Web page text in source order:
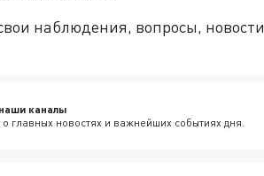
наблюдения, вопросы, новости
каналы
главных новостях и важнейших событиях дня.